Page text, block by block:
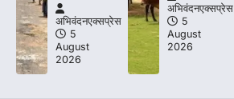
अभिवंदनएक्सप्रेस
5
August
2026
अभिवंदनएक्सप्रेस
5
August
2026